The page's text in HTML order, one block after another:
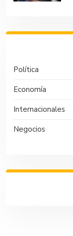
Política
Economía
Internacionales
Negocios